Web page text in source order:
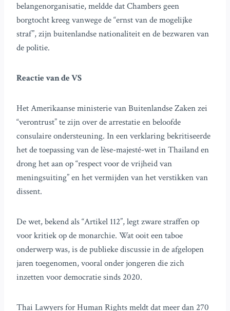
belangenorganisatie, meldde dat Chambers geen
borgtocht kreeg vanwege de “ernst van de mogelijke
straf”, zijn buitenlandse nationaliteit en de bezwaren van
de politie.
Reactie van de VS
Het Amerikaanse ministerie van Buitenlandse Zaken zei
“verontrust” te zijn over de arrestatie en beloofde
consulaire ondersteuning. In een verklaring bekritiseerde
het de toepassing van de lèse-majesté-wet in Thailand en
drong het aan op “respect voor de vrijheid van
meningsuiting” en het vermijden van het verstikken van
dissent.
De wet, bekend als “Artikel 112”, legt zware straffen op
voor kritiek op de monarchie. Wat ooit een taboe
onderwerp was, is de publieke discussie in de afgelopen
jaren toegenomen, vooral onder jongeren die zich
inzetten voor democratie sinds 2020.
Thai Lawyers for Human Rights meldt dat meer dan 270